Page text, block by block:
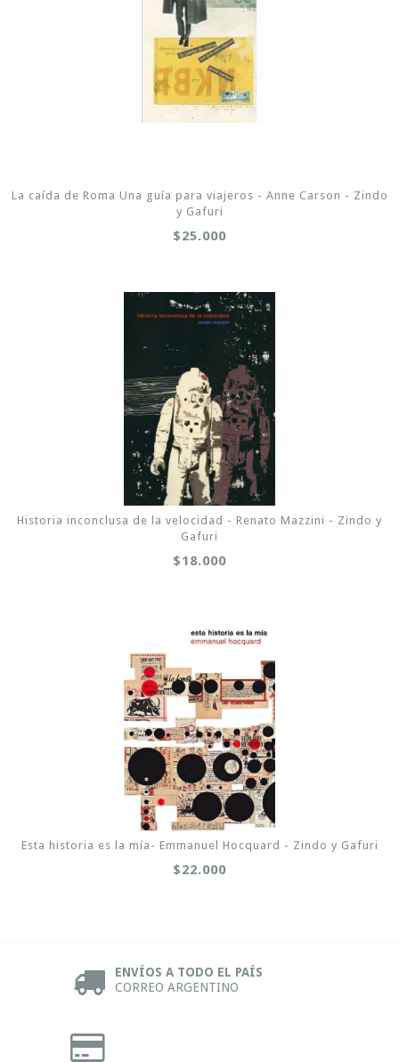
La caída de Roma Una guía para viajeros - Anne Carson - Zindo
y Gafuri
$25.000
Historia inconclusa de la velocidad - Renato Mazzini - Zindo y
Gafuri
$18.000
Esta historia es la mía- Emmanuel Hocquard - Zindo y Gafuri
$22.000
ENVÍOS A TODO EL PAÍS
CORREO ARGENTINO